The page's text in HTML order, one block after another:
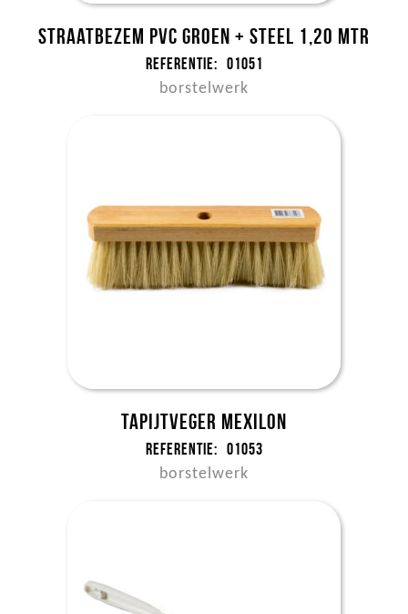
Straatbezem pvc groen + steel 1,20 mtr
Referentie: 01051
borstelwerk
Tapijtveger mexilon
Referentie: 01053
borstelwerk